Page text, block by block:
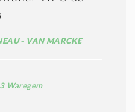
- VAN MARCKE
Waregem